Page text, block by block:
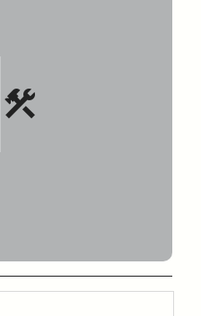
construction